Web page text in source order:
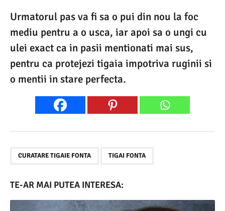
Urmatorul pas va fi sa o pui din nou la foc
mediu pentru a o usca, iar apoi sa o ungi cu
ulei exact ca in pasii mentionati mai sus,
pentru ca protejezi tigaia impotriva ruginii si
o mentii in stare perfecta.
CURATARE TIGAIE FONTA TIGAI FONTA
TE-AR MAI PUTEA INTERESA: